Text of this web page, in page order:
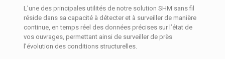
L’une des principales utilités de notre solution SHM sans fil
réside dans sa capacité à détecter et à surveiller de manière
continue, en temps réel des données précises sur l’état de
vos ouvrages, permettant ainsi de surveiller de près
l’évolution des conditions structurelles.